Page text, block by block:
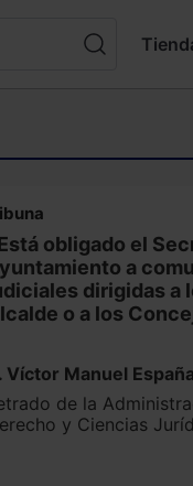
obligado el
a
dirigidas a
o a los
Víctor Manuel
de la
y Ciencias